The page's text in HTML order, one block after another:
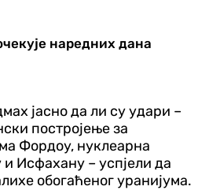
наредних дана
јасно да ли су удари –
постројење за
Фордоу, нуклеарна
Исфахану – успјели да
обогаћеног уранијума.